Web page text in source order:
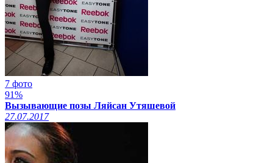
7 фото
91%
Вызывающие позы Ляйсан Утяшевой
27.07.2017